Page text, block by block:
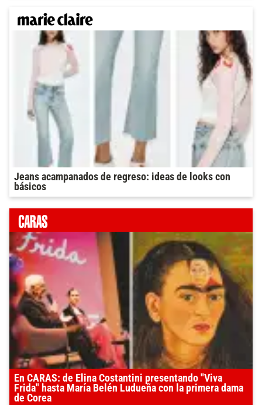
Jeans acampanados de regreso: ideas de looks con
básicos
En CARAS: de Elina Costantini presentando "Viva
Frida" hasta María Belén Ludueña con la primera dama
de Corea